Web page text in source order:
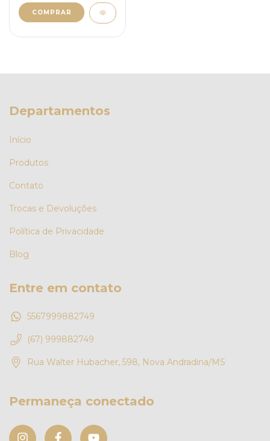
COMPRAR
Departamentos
Início
Produtos
Contato
Trocas e Devoluções
Política de Privacidade
Blog
Entre em contato
5567999882749
(67) 999882749
Rua Walter Hubacher, 598, Nova Andradina/MS
Permaneça conectado